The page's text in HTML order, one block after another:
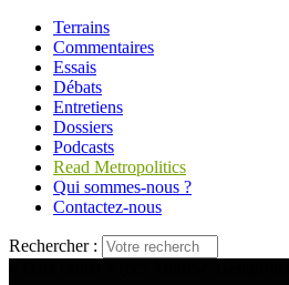
Terrains
Commentaires
Essais
Débats
Entretiens
Dossiers
Podcasts
Read Metropolitics
Qui sommes-nous ?
Contactez-nous
Rechercher :